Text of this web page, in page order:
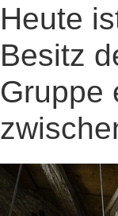
Heute
Besitz
Gruppe